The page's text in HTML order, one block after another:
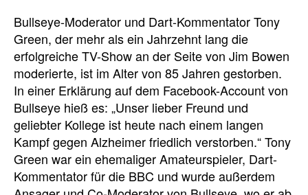
Bullseye-Moderator und Dart-Kommentator Tony
Green, der mehr als ein Jahrzehnt lang die
erfolgreiche TV-Show an der Seite von Jim Bowen
moderierte, ist im Alter von 85 Jahren gestorben.
In einer Erklärung auf dem Facebook-Account von
Bullseye hieß es: „Unser lieber Freund und
geliebter Kollege ist heute nach einem langen
Kampf gegen Alzheimer friedlich verstorben.“ Tony
Green war ein ehemaliger Amateurspieler, Dart-
Kommentator für die BBC und wurde außerdem